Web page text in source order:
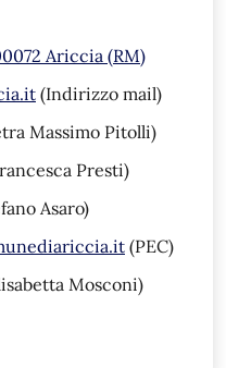
Ariccia (RM)
(Indirizzo mail)
Massimo Pitolli)
Presti)
Asaro)
(PEC)
Mosconi)